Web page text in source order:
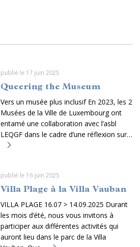
publié le 17 juin 2025
Queering the Museum
Vers un musée plus inclusif En 2023, les 2
Musées de la Ville de Luxembourg ont
entamé une collaboration avec l’asbl
LEQGF dans le cadre d’une réflexion sur…
publié le 16 juin 2025
Villa Plage à la Villa Vauban
VILLA PLAGE 16.07 > 14.09.2025 Durant
les mois d’été, nous vous invitons à
participer aux différentes activités qui
auront lieu dans le parc de la Villa